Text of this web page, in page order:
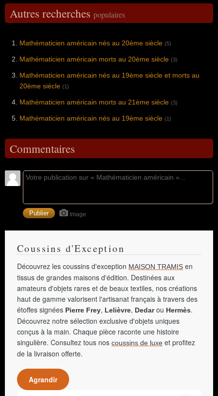
Autres recherches populaires
Mathématicien américain nés au 20ème siècle (5)
Mathématicien américain morts au 20ème siècle (3)
Mathématicien américain nés au 19ème siècle et morts au
20ème siècle (1)
Mathématicien américain morts au 21ème siècle (3)
Mathématicien américain nés au 19ème siècle (1)
Commentaires
Image
Coussins d'Exception
Découvrez les coussins d'exception MAISON TRAMIS en
tissus de grandes maisons d'édition. Destinées aux
amateurs d'objets rares et de beaux textiles, nos créations
haut de gamme valorisent l'artisanat français à travers des
étoffes signées Pierre Frey, Lelièvre, Dedarou Hermès.
Découvrez notre sélection exclusive d'objets uniques
conçus à la main. Chaque pièce raconte une histoire
singulière. Consultez tous nos coussins de luxe et profitez
de la livraison offerte.
Agrandir